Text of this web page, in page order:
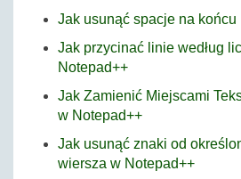
Jak usunąć spacje na
Jak przycinać linie według
Notepad++
Jak Zamienić Miejscami
w Notepad++
Jak usunąć znaki od
wiersza w Notepad++